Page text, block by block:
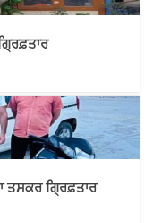
ਤਸਕਰ ਗ੍ਰਿਫ਼ਤਾਰ